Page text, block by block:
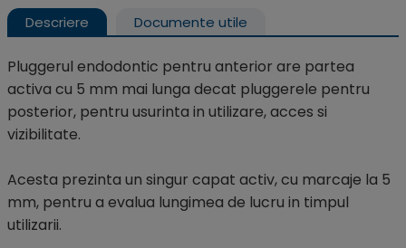
Descriere Documente utile
Pluggerul endodontic pentru anterior are partea
activa cu 5 mm mai lunga decat pluggerele pentru
posterior, pentru usurinta in utilizare, acces si
vizibilitate.
Acesta prezinta un singur capat activ, cu marcaje la 5
mm, pentru a evalua lungimea de lucru in timpul
utilizarii.